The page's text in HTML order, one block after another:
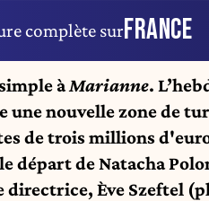
complète surFRANCE
àMarianne.
une nouvelle zone de
de trois millions
départ de Natacha
directrice, Ève Szeftel